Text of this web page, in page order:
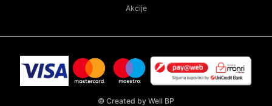
Akcije
© Created by Well BP